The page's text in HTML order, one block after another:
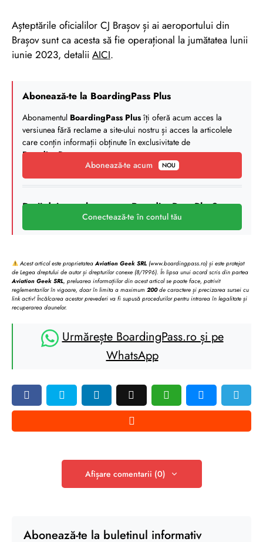
Așteptările oficialilor CJ Brașov și ai aeroportului din
Brașov sunt ca acesta să fie operațional la jumătatea lunii
iunie 2023, detalii AICI.
Abonează-te la BoardingPass Plus
Abonamentul BoardingPass Plusîți oferă acum acces la
versiunea fără reclame a site-ului nostru și acces la articolele
care conțin informații obținute în exclusivitate de
BoardingPass.
Abonează-te acum
NOU
Deții deja un abonament BoardingPass Plus?
Conectează-te în contul tău
Acest articol este proprietateaAviation Geek SRL (www.boardingpass.ro) și este protejat
de Legea dreptului de autor și drepturilor conexe (8/1996). În lipsa unui acord scris din partea
Aviation Geek SRL, preluarea informațiilor din acest articol se poate face, potrivit
reglementarilor în vigoare, doar în limita a maximum 200de caractere și precizarea sursei cu
link activ! Încălcarea acestor prevederi va fi supusă procedurilor pentru intrarea în legalitate și
recuperarea daunelor.
Urmărește BoardingPass.ro și pe
WhatsApp
Afișare comentarii (0)
Abonează-te la buletinul informativ